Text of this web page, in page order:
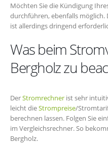
Möchten Sie die Kündigung
durchführen, ebenfalls möglich.
ist allerdings dringend
Was beim
Bergholz zu
DerStromrechner ist sehr
leicht dieStrompreise/
berechnen lassen. Folgen Sie
im Vergleichsrechner. So
Bergholz.